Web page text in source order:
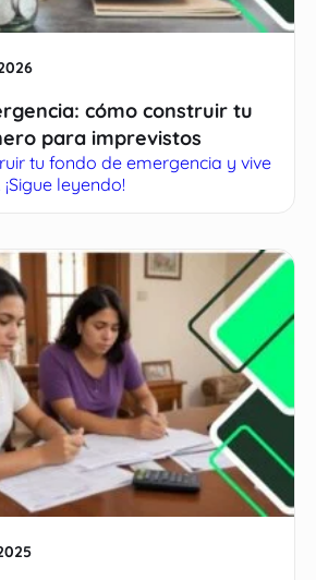
cómo construir tu
para imprevistos
tu fondo de emergencia y vive
leyendo!